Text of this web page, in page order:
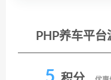
PHP养车平